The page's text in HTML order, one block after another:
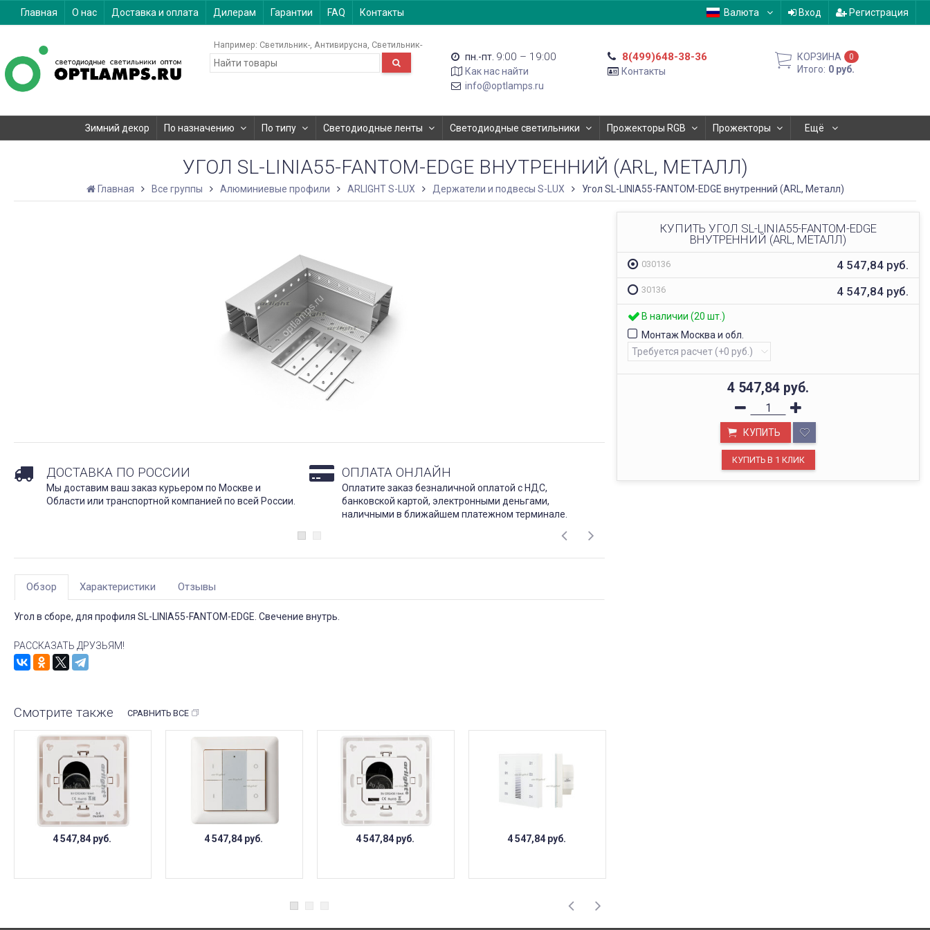
Главная О нас Доставка и оплата Дилерам Гарантии FAQ Контакты Валюта Вход Регистрация
Например: Светильник- Антивирусна Светильник-
пн.-пт. 9:00 – 19:00
Как нас найти
info@optlamps.ru
8(499)648-38-36
Контакты
КОРЗИНА 0
Итого: 0 руб.
Зимний декор По назначению По типу Светодиодные ленты Светодиодные светильники Прожекторы RGB Прожекторы Ещё
УГОЛ SL-LINIA55-FANTOM-EDGE ВНУТРЕННИЙ (ARL, МЕТАЛЛ)
Главная Все группы Алюминиевые профили ARLIGHT S-LUX Держатели и подвесы S-LUX Угол SL-LINIA55-FANTOM-EDGE внутренний (ARL, Металл)
КУПИТЬ УГОЛ SL-LINIA55-FANTOM-EDGE
ВНУТРЕННИЙ (ARL, МЕТАЛЛ)
030136 4 547,84 руб.
30136 4 547,84 руб.
В наличии (20 шт.)
Монтаж Москва и обл.
4 547,84 руб.
КУПИТЬ
ДОСТАВКА ПО РОССИИ
Мы доставим ваш заказ курьером по Москве и
Области или транспортной компанией по всей России.
ОПЛАТА ОНЛАЙН
Оплатите заказ безналичной оплатой с НДС,
банковской картой, электронными деньгами,
наличными в ближайшем платежном терминале.
ОФИС В МОСКВЕ
Обзор Характеристики Отзывы
Угол в сборе, для профиля SL-LINIA55-FANTOM-EDGE. Свечение внутрь.
РАССКАЗАТЬ ДРУЗЬЯМ!
Смотрите также СРАВНИТЬ ВСЕ
4 547,84 руб. 4 547,84 руб. 4 547,84 руб. 4 547,84 руб.